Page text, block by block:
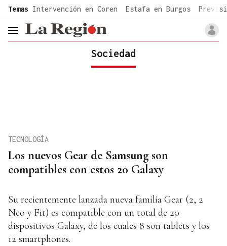
common.go-to-content
Temas Intervención en Coren Estafa en Burgos
header.menu.open
Sociedad
Los nuevos Gear de Samsung son
compatibles con estos 20 Galaxy
TECNOLOGÍA
Su recientemente lanzada nueva familia Gear (2, 2
Neo y Fit) es compatible con un total de 20
dispositivos Galaxy, de los cuales 8 son tablets y los
12 smartphones.